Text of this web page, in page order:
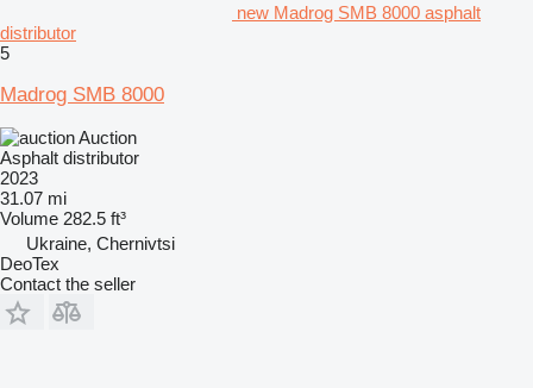
new Madrog SMB 8000 asphalt
distributor
5
Madrog SMB 8000
Auction
Asphalt distributor
2023
31.07 mi
Volume 282.5 ft³
Ukraine, Chernivtsi
DeoTex
Contact the seller